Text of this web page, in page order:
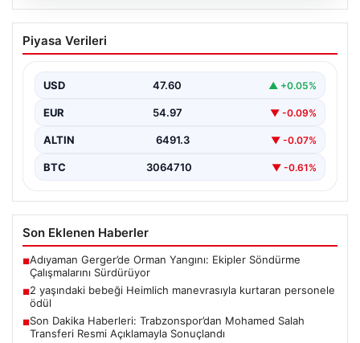
05.08.2026
2 yaşındaki bebeği Heimlich
manevrasıyla kurtaran personele ödül
Kurtaran Güvenlik Görevlilerine Takdir Ödülü”,
“content”: “…
Piyasa Verileri
USD 47.60 ▲ +0.05%
EUR 54.97 ▼ -0.09%
ALTIN 6491.3 ▼ -0.07%
BTC 3064710 ▼ -0.61%
Son Eklenen Haberler
■Adıyaman Gerger’de Orman Yangını: Ekipler Söndürme
Çalışmalarını Sürdürüyor
■2 yaşındaki bebeği Heimlich manevrasıyla kurtaran personele
ödül
■Son Dakika Haberleri: Trabzonspor’dan Mohamed Salah
Transferi Resmi Açıklamayla Sonuçlandı